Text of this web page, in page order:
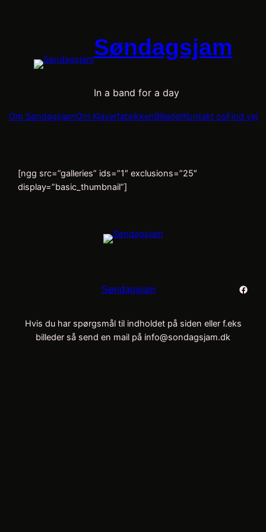
Søndagsjam
In a band for a day
Om SøndagsjamOm KlaverfabrikkenBillederKontakt osFind vej
[ngg src=”galleries” ids=”1″ exclusions=”25″
display=”basic_thumbnail”]
Søndagsjam
Hvis du har spørgsmål til indholdet på siden eller f.eks
billeder så send en mail på info@sondagsjam.dk